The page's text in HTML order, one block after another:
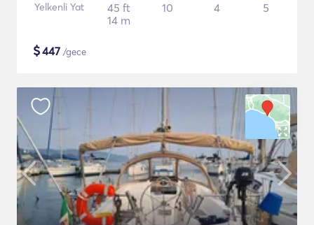
Yelkenli Yat
45 ft
14 m
10 4 5
$447 /gece